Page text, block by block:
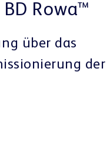
Rowa™
über das
der